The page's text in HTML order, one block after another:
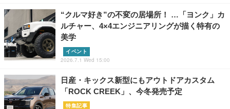
“クルマ好き”の不変の居場所！ …「ヨンク」カ
ルチャー、4×4エンジニアリングが描く特有の
美学
イベント
2026.7.1 Wed 15:00
日産・キックス新型にもアウトドアカスタム
「ROCK CREEK」、今冬発売予定
特集記事